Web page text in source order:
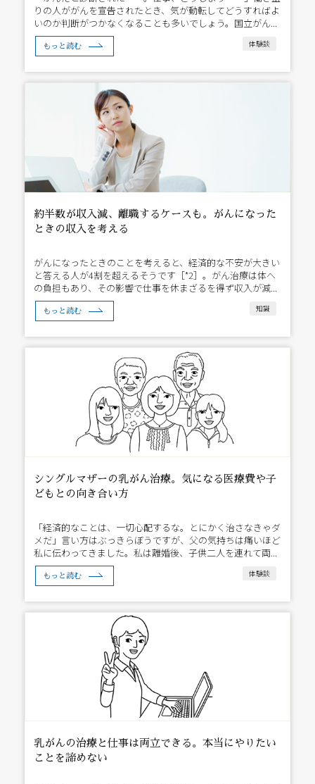
りの人ががんを宣告されたとき、気が動転してどうすればよ
いのか判断がつかなくなることも多いでしょう。国立がん...
もっと読む 体験談
約半数が収入減、離職するケースも。がんになった
ときの収入を考える
がんになったときのことを考えると、経済的な不安が大きい
と答える人が4割を超えるそうです［*2］。がん治療は体へ
の負担もあり、その影響で仕事を休まざるを得ず収入が減...
もっと読む 知識
シングルマザーの乳がん治療。気になる医療費や子
どもとの向き合い方
「経済的なことは、一切心配するな。とにかく治さなきゃダ
メだ」言い方はぶっきらぼうですが、父の気持ちは痛いほど
私に伝わってきました。私は離婚後、子供二人を連れて両...
もっと読む 体験談
乳がんの治療と仕事は両立できる。本当にやりたい
ことを諦めない